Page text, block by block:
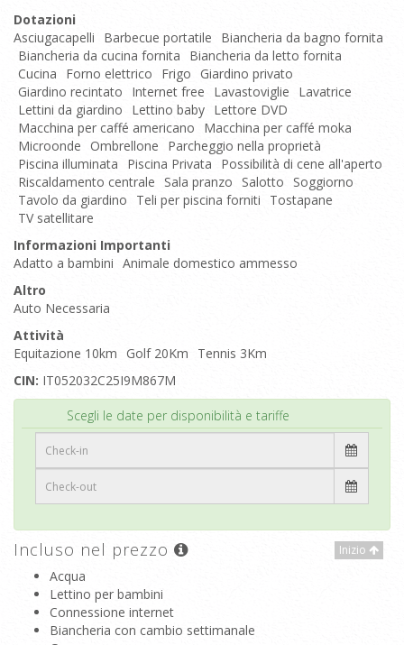
Dotazioni
Asciugacapelli
Barbecue portatile
Biancheria da bagno fornita
Biancheria da cucina fornita
Biancheria da letto fornita
Cucina
Forno elettrico Frigo
Giardino privato
Giardino recintato
Internet free Lavastoviglie
Lavatrice
Lettini da giardino
Lettino baby Lettore DVD
Macchina per caffé americano
Macchina per caffé moka
Microonde
Ombrellone
Parcheggio nella proprietà
Piscina illuminata
Piscina Privata
Possibilità di cene all'aperto
Riscaldamento centrale
Sala pranzo Salotto
Soggiorno
Tavolo da giardino
Teli per piscina forniti
Tostapane
TV satellitare
Informazioni Importanti
Adatto a bambini Animale domestico ammesso
Altro
Auto Necessaria
Attività
Equitazione 10km
Golf 20Km
Tennis 3Km
CIN: IT052032C25I9M867M
Scegli le date per disponibilità e tariffe
Inizio
Incluso nel prezzo
Acqua
Lettino per bambini
Connessione internet
Biancheria con cambio settimanale